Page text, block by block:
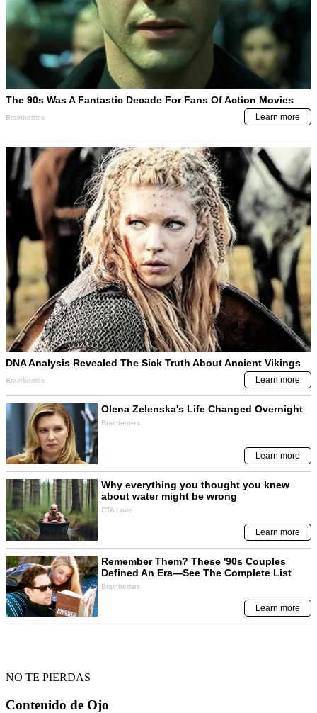
NO TE PIERDAS
Contenido de Ojo